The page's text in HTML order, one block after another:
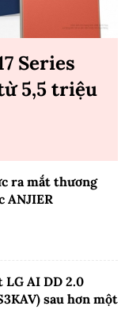
Series
5,5 triệu
ra mắt thương
ANJIER
LG AI DD 2.0
sau hơn một